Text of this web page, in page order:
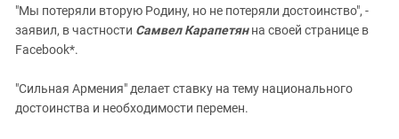
"Мы потеряли вторую Родину, но не потеряли достоинство", -
заявил, в частности Самвел Карапетянна своей странице в
Facebook*.
"Сильная Армения" делает ставку на тему национального
достоинства и необходимости перемен.